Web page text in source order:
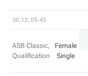
30.12, 05:45
ASB Classic,
Qualification
Female
Single